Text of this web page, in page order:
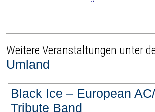
Weitere Veranstaltungen unter
Umland
Black Ice – European
Tribute Band